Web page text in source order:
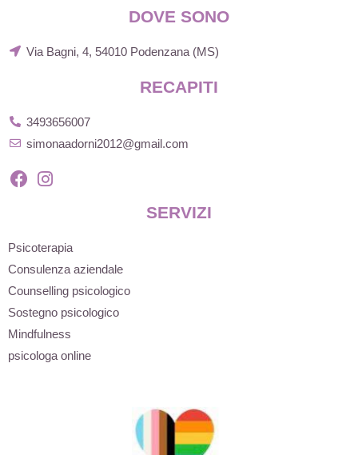
DOVE SONO
Via Bagni, 4, 54010 Podenzana (MS)
RECAPITI
3493656007
simonaadorni2012@gmail.com
SERVIZI
Psicoterapia
Consulenza aziendale
Counselling psicologico
Sostegno psicologico
Mindfulness
psicologa online